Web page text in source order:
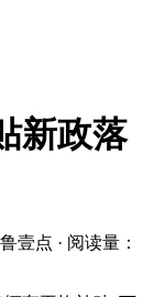
新政落
壹点 · 阅读量：